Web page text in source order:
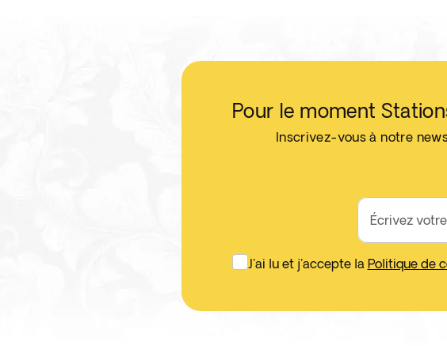
Pour le moment
Inscrivez-vous à notre
Écrivez
J'ai lu et j'accepte la Politique de